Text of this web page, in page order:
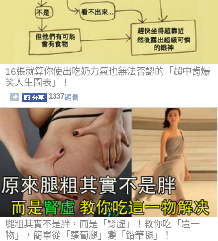
16張就算你使出吃奶力氣也無法否認的「超中肯爆
笑人生圖表」！
1337觀看
腿粗其實不是胖，而是「腎虛」！教你吃「這一
物」，簡單從「蘿蔔腿」變「鉛筆腿」！